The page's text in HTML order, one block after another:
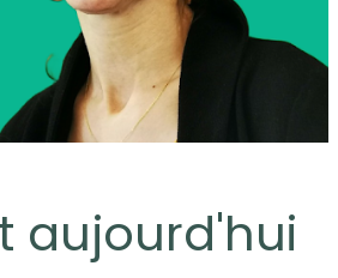
aujourd'hui